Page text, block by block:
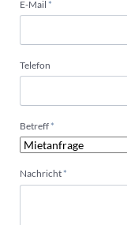
Pflichtfeld
E-Mail *
Telefon
Pflichtfeld
Betreff *
Pflichtfeld
Nachricht *